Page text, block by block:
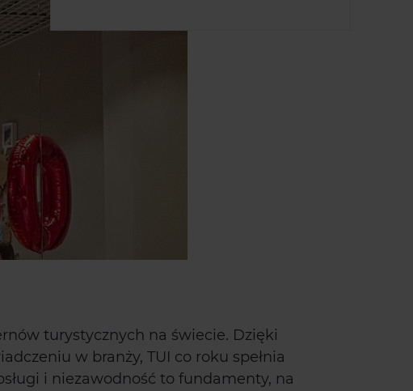
turystycznych na świecie. Dzięki
w branży, TUI co roku spełnia
i niezawodność to fundamenty, na